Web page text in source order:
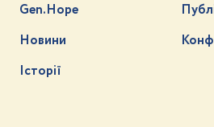
Gen.Hope
Новини
Історії